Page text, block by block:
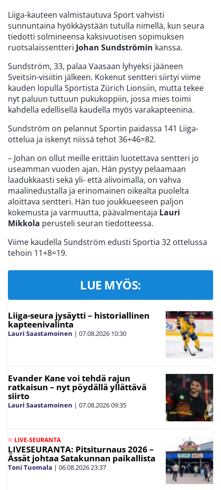
Liiga-kauteen valmistautuva Sport vahvisti
sunnuntaina hyökkäystään tutulla nimellä, kun seura
tiedotti solmineensa kaksivuotisen sopimuksen
ruotsalaissentteri Johan Sundströmin kanssa.
Sundström, 33, palaa Vaasaan lyhyeksi jääneen
Sveitsin-visiitin jälkeen. Kokenut sentteri siirtyi viime
kauden lopulla Sportista Zürich Lionsiin, mutta tekee
nyt paluun tuttuun pukukoppiin, jossa mies toimi
kahdella edellisellä kaudella myös varakapteenina.
Sundström on pelannut Sportin paidassa 141 Liiga-
ottelua ja iskenyt niissä tehot 36+46=82.
– Johan on ollut meille erittäin luotettava sentteri jo
useamman vuoden ajan. Hän pystyy pelaamaan
laadukkaasti sekä yli- että alivoimalla, on vahva
maalinedustalla ja erinomainen oikealta puolelta
aloittava sentteri. Hän tuo joukkueeseen paljon
kokemusta ja varmuutta, päävalmentaja Lauri
Mikkola perusteli seuran tiedotteessa.
Viime kaudella Sundström edusti Sportia 32 ottelussa
tehoin 11+8=19.
LUE MYÖS:
Liiga-seura jysäytti – historiallinen
kapteenivalinta
Lauri Saastamoinen | 07.08.2026 10:30
Evander Kane voi tehdä rajun
ratkaisun – nyt pöydällä yllättävä
siirto
Lauri Saastamoinen | 07.08.202609:35
LIVE-SEURANTA
LIVESEURANTA: Pitsiturnaus 2026 –
Ässät johtaa Satakunnan paikallista
Toni Tuomala | 06.08.202623:37